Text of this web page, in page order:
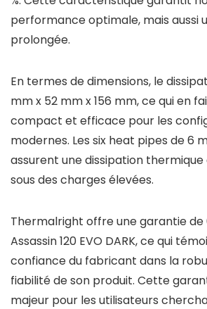
performance optimale, mais aussi
prolongée.
En termes de dimensions, le
mm x 52 mm x 156 mm, ce qui en
compact et efficace pour les
modernes. Les six heat pipes de 6
assurent une dissipation
sous des charges élevées.
Thermalright offre une garantie de
Assassin 120 EVO DARK, ce qui
confiance du fabricant dans la
fiabilité de son produit. Cette
majeur pour les utilisateurs